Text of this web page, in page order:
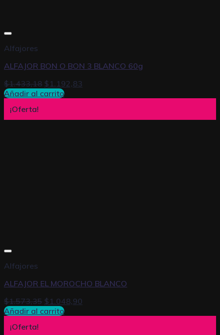
Alfajores
ALFAJOR BON O BON 3 BLANCO 60g
$1.433,18 $ 1.192,83
Añadir al carrito
¡Oferta!
Alfajores
ALFAJOR EL MOROCHO BLANCO
$1.573,35 $ 1.048,90
Añadir al carrito
¡Oferta!